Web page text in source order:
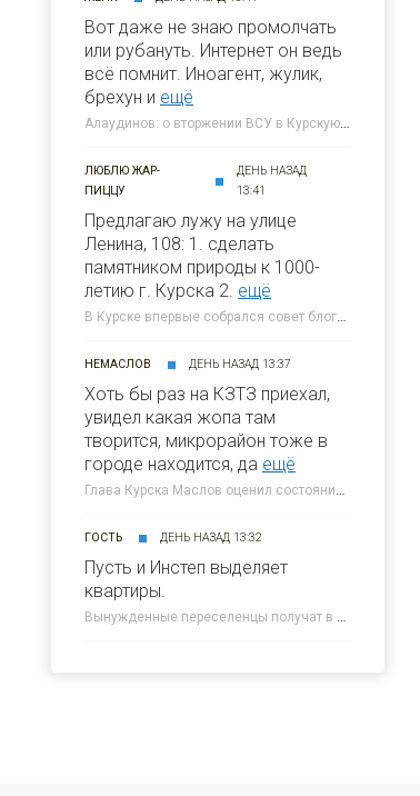
Вот даже не знаю промолчать
или рубануть. Интернет он ведь
всё помнит. Иноагент, жулик,
брехун и ещё
Алаудинов: о вторжении ВСУ в Курскую область я узнал от гражданских людей » 46ТВ Курское Интернет Телевидение
ЛЮБЛЮ ЖАР-
ПИЦЦУ
ДЕНЬ НАЗАД
13:41
Предлагаю лужу на улице
Ленина, 108: 1. сделать
памятником природы к 1000-
летию г. Курска 2. ещё
В Курске впервые собрался совет блогеров при главе города » 46ТВ Курское Интернет Телевидение
НЕМАСЛОВ ДЕНЬ НАЗАД 13:37
Хоть бы раз на КЗТЗ приехал,
увидел какая жопа там
творится, микрорайон тоже в
городе находится, да ещё
Глава Курска Маслов оценил состояние требующих благоустройства локаций » 46ТВ Курское Интернет Телевидение
ГОСТЬ ДЕНЬ НАЗАД 13:32
Пусть и Инстеп выделяет
квартиры.
Вынужденные переселенцы получат в Курске около 300 квартир от КПД » 46ТВ Курское Интернет Телевидение